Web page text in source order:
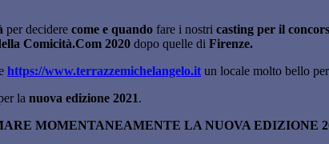
per decidere come e quando fare i nostri casting per il
Comicità.Com 2020 dopo quelle di Firenze.
https://www.terrazzemichelangelo.it un locale molto bello
la nuova edizione 2021.
MOMENTANEAMENTE LA NUOVA EDIZIONE